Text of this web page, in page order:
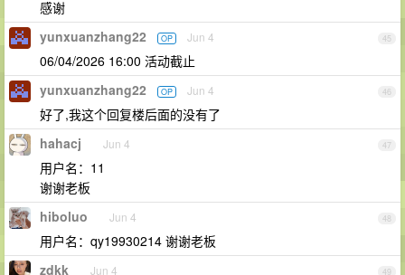
感谢
45
yunxuanzhang22 OP Jun 4
06/04/2026 16:00 活动截止
46
yunxuanzhang22 OP Jun 4
好了,我这个回复楼后面的没有了
47
hahacj Jun 4
用户名：11
谢谢老板
48
hiboluo Jun 4
用户名：qy19930214 谢谢老板
49
zdkk Jun 4